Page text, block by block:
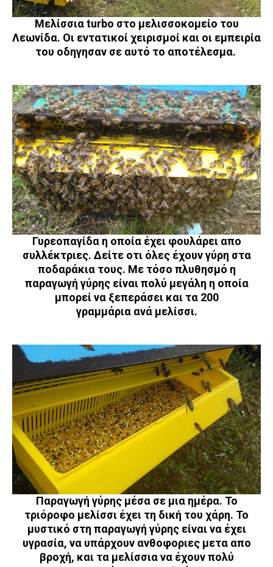
Μελίσσια turbo στο μελισσοκομείο του
Λεωνίδα. Οι εντατικοί χειρισμοί και οι εμπειρία
του οδηγησαν σε αυτό το αποτέλεσμα.
Γυρεοπαγίδα η οποία έχει φουλάρει απο
συλλέκτριες. Δείτε οτι όλες έχουν γύρη στα
ποδαράκια τους. Με τόσο πλυθησμό η
παραγωγή γύρης είναι πολύ μεγάλη η οποία
μπορεί να ξεπεράσει και τα 200
γραμμάρια ανά μελίσσι.
Παραγωγή γύρης μέσα σε μια ημέρα. Το
τριόροφο μελίσσι έχει τη δική του χάρη. Το
μυστικό στη παραγωγή γύρης είναι να έχει
υγρασία, να υπάρχουν ανθοφοριες μετα απο
βροχή, και τα μελίσσια να έχουν πολύ